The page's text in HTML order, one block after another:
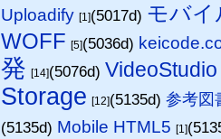
Uploadify [1](5017d) モバイ
WOFF [5](5036d)
発 [14](5076d) VideoStudio
Storage [12](5135d)参考図
(5135d) Mobile HTML5 [1]